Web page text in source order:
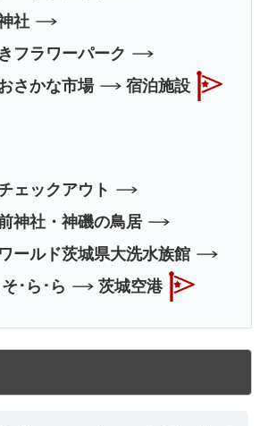
社
フラワーパーク
さかな市場
宿泊施設
ェックアウト
神社・神磯の鳥居
ールド茨城県大洗水族館
･ら･ら
茨城空港